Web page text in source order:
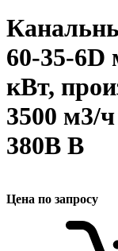
60-35-
кВт,
3500 м3/
380В В
Цена по запросу